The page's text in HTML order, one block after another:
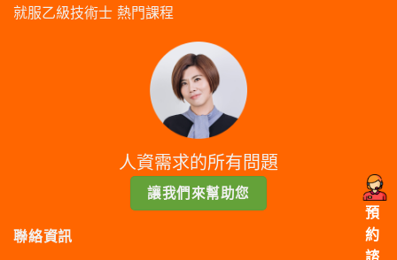
就服乙級技術士 熱門課程
人資需求的所有問題
讓我們來幫助您
聯絡資訊
預
約
諮